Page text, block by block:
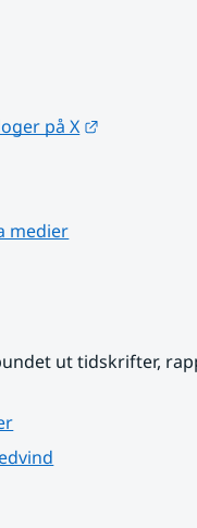
på X
medier
ut tidskrifter,